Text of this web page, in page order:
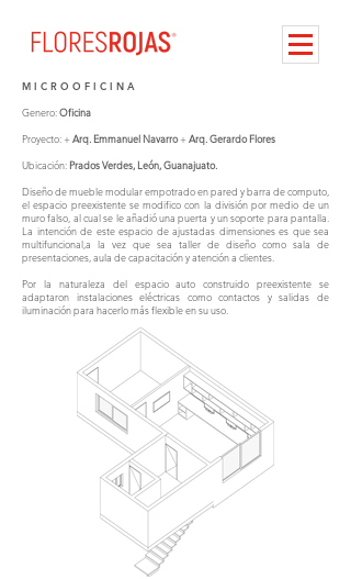
M I C R O O F I C I N A
Genero:Oficina
Proyecto: + Arq. Emmanuel Navarro+ Arq. Gerardo Flores
Ubicación: Prados Verdes, León, Guanajuato.
Diseño de mueble modular empotrado en pared y barra de computo,
el espacio preexistente se modifico con la división por medio de un
muro falso, al cual se le añadió una puerta y un soporte para pantalla.
La intención de este espacio de ajustadas dimensiones es que sea
multifuncional,a la vez que sea taller de diseño como sala de
presentaciones, aula de capacitación y atención a clientes.
Por la naturaleza del espacio auto construido preexistente se
adaptaron instalaciones eléctricas como contactos y salidas de
iluminación para hacerlo más flexible en su uso.